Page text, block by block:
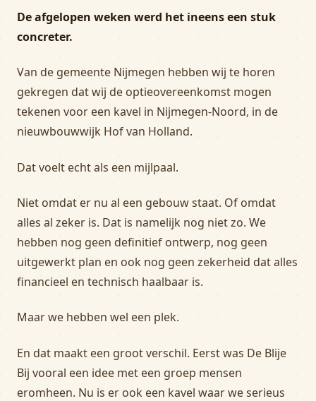
De afgelopen weken werd het ineens een stuk
concreter.
Van de gemeente Nijmegen hebben wij te horen
gekregen dat wij de optieovereenkomst mogen
tekenen voor een kavel in Nijmegen-Noord, in de
nieuwbouwwijk Hof van Holland.
Dat voelt echt als een mijlpaal.
Niet omdat er nu al een gebouw staat. Of omdat
alles al zeker is. Dat is namelijk nog niet zo. We
hebben nog geen definitief ontwerp, nog geen
uitgewerkt plan en ook nog geen zekerheid dat alles
financieel en technisch haalbaar is.
Maar we hebben wel een plek.
En dat maakt een groot verschil. Eerst was De Blije
Bij vooral een idee met een groep mensen
eromheen. Nu is er ook een kavel waar we serieus